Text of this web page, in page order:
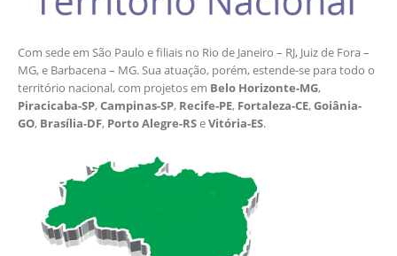
Com sede em São Paulo e filiais no Rio de Janeiro – RJ, Juiz de Fora –
MG, e Barbacena – MG. Sua atuação, porém, estende-se para todo o
território nacional, com projetos em Belo Horizonte-MG,
Piracicaba-SP,Campinas-SP, Recife-PE, Fortaleza-CE,Goiânia-
GO, Brasília-DF, Porto Alegre-RSeVitória-ES.